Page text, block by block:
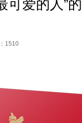
可爱的人”
1510